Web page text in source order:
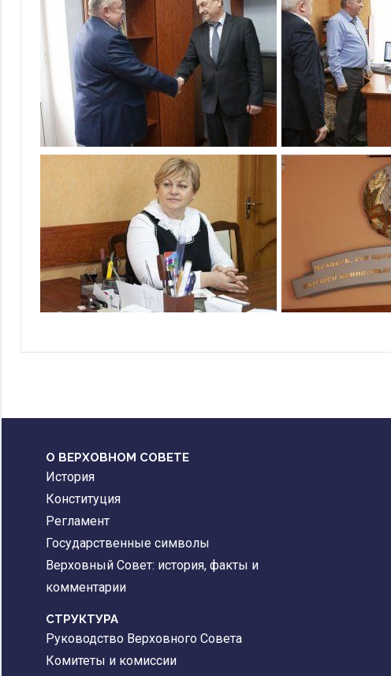
О ВЕРХОВНОМ СОВЕТЕ
История
Конституция
Регламент
Государственные символы
Верховный Совет: история, факты и
комментарии
CТРУКТУРА
Руководство Верховного Совета
Комитеты и комиссии